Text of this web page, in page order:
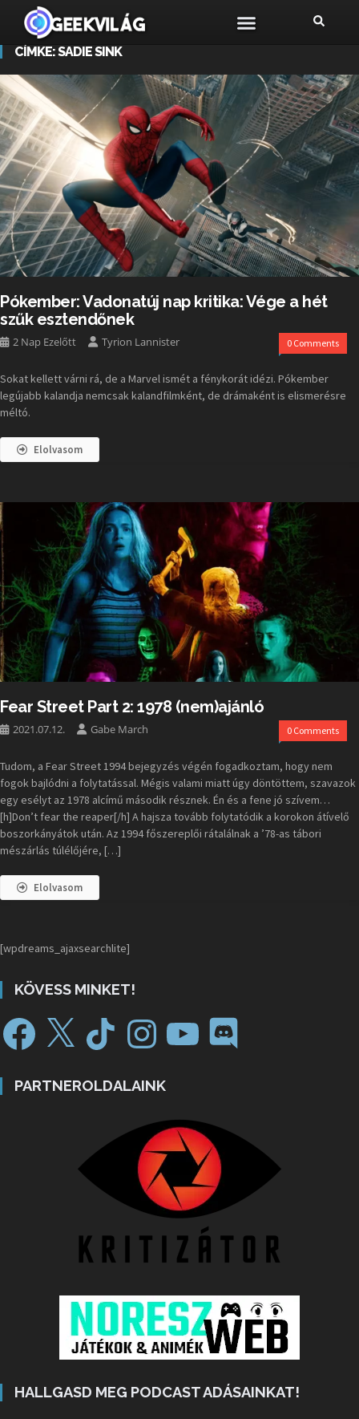
CÍMKE:SADIE SINK
Pókember: Vadonatúj nap kritika: Vége a hét
szűk esztendőnek
2 Nap Ezelőtt Tyrion Lannister 0 Comments
Sokat kellett várni rá, de a Marvel ismét a fénykorát idézi. Pókember
legújabb kalandja nemcsak kalandfilmként, de drámaként is elismerésre
méltó.
Elolvasom
Fear Street Part 2: 1978 (nem)ajánló
2021.07.12. Gabe March 0 Comments
Tudom, a Fear Street 1994 bejegyzés végén fogadkoztam, hogy nem
fogok bajlódni a folytatással. Mégis valami miatt úgy döntöttem, szavazok
egy esélyt az 1978 alcímű második résznek. Én és a fene jó szívem…
[h]Don’t fear the reaper[/h] A hajsza tovább folytatódik a korokon átívelő
boszorkányátok után. Az 1994 főszereplői rátalálnak a ’78-as tábori
mészárlás túlélőjére, […]
Elolvasom
[wpdreams_ajaxsearchlite]
KÖVESS MINKET!
PARTNEROLDALAINK
HALLGASD MEG PODCAST ADÁSAINKAT!